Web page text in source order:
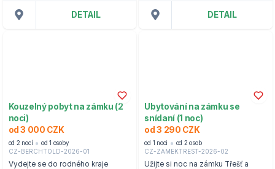
DETAIL DETAIL
Kouzelný pobyt na zámku (2
noci)
od 3 000 CZK
od 2 nocí
od 1 osoby
CZ-BERCHTOLD-2026-01
Vydejte se do rodného kraje
Ubytování na zámku se
snídaní (1 noc)
od 3 290 CZK
od 1 noci
od 2 osob
CZ-ZAMEKTREST-2026-02
Užijte si noc na zámku Třešť a